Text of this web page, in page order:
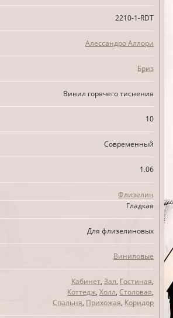
2210-1-RDT
Алессандро Аллори
Бриз
Винил горячего тиснения
10
Современный
1.06
Флизелин
Гладкая
Для флизелиновых
Виниловые
Кабинет, Зал, Гостиная,
Коттедж, Холл, Столовая,
Спальня, Прихожая, Коридор